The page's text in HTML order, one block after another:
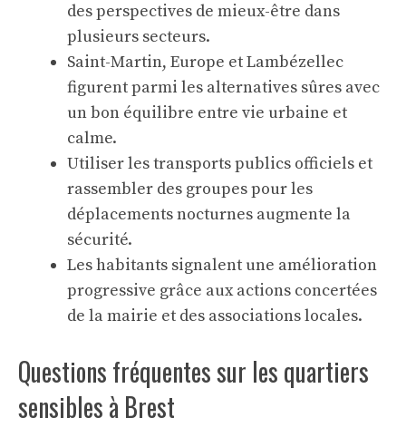
des perspectives de mieux-être dans
plusieurs secteurs.
Saint-Martin, Europe et Lambézellec
figurent parmi les alternatives sûres avec
un bon équilibre entre vie urbaine et
calme.
Utiliser les transports publics officiels et
rassembler des groupes pour les
déplacements nocturnes augmente la
sécurité.
Les habitants signalent une amélioration
progressive grâce aux actions concertées
de la mairie et des associations locales.
Questions fréquentes sur les quartiers
sensibles à Brest